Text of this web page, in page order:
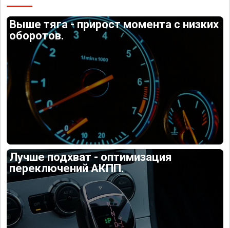
Выше тяга - прирост момента с низких
оборотов.
Лучше подхват - оптимизация
переключений АКПП.